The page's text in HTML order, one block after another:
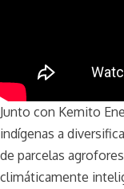
Junto con Kemito
indígenas a
de parcelas
climáticamente